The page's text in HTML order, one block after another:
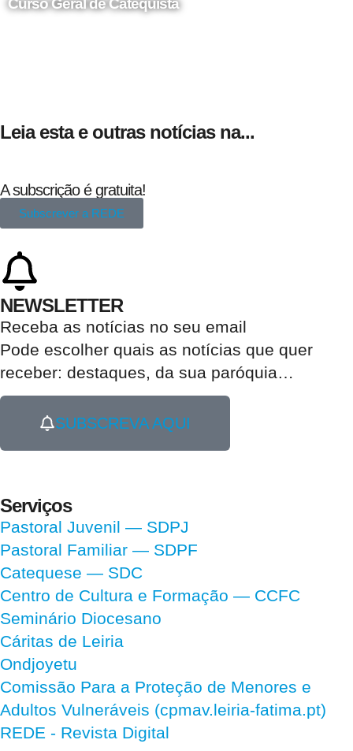
Curso Geral de Catequista
Leia esta e outras notícias na...
A subscrição é gratuita!
Subscrever a REDE
NEWSLETTER
Receba as notícias no seu email​
Pode escolher quais as notícias que quer
receber: destaques, da sua paróquia…
SUBSCREVA AQUI
Serviços
Pastoral Juvenil — SDPJ
Pastoral Familiar — SDPF
Catequese — SDC
Centro de Cultura e Formação — CCFC
Seminário Diocesano
Cáritas de Leiria
Ondjoyetu
Comissão Para a Proteção de Menores e
Adultos Vulneráveis (cpmav.leiria-fatima.pt)
REDE - Revista Digital